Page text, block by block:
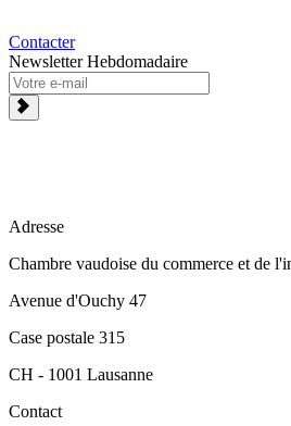
Contacter
Newsletter Hebdomadaire
Adresse
Chambre vaudoise du commerce et de
Avenue d'Ouchy 47
Case postale 315
CH - 1001 Lausanne
Contact